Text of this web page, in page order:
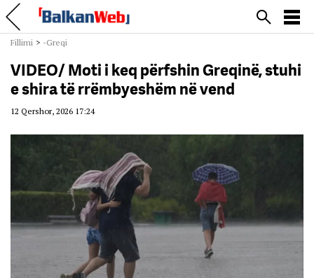
Fillimi > -Greqi
VIDEO/ Moti i keq përfshin Greqinë, stuhi
e shira të rrëmbyeshëm në vend
12 Qershor, 2026 17:24